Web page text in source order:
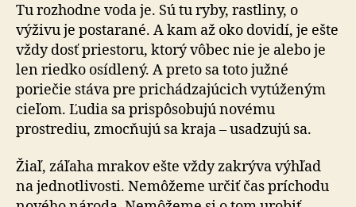
Tu rozhodne voda je. Sú tu ryby, rastliny, o
výživu je postarané. A kam až oko dovidí, je ešte
vždy dosť priestoru, ktorý vôbec nie je alebo je
len riedko osídlený. A preto sa toto južné
poriečie stáva pre prichádzajúcich vytúženým
cieľom. Ľudia sa prispôsobujú novému
prostrediu, zmocňujú sa kraja – usadzujú sa.
Žiaľ, záľaha mrakov ešte vždy zakrýva výhľad
na jednotlivosti. Nemôžeme určiť čas príchodu